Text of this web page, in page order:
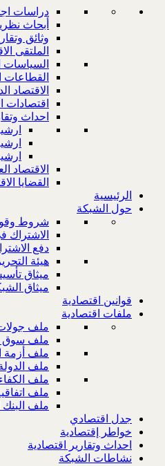
دراسات
أبحاث
وثائق
الملتقى
السياسات
القطاعات
الاقتصاد
اقتصادات
احداث
الاقتصاد
القضايا
الرئيسية
حول الشبكة
شروط
الاشتراك
دفع
هيئة التحرير
ميثاق
ميثاق
قوانين اقتصادية
ملفات اقتصادية
ملف
ملف سوق
ملف أزمة
ملف
ملف
ملف
ملف البنك
جدل اقتصادي
خواطر إقتصادية
احداث وتقارير اقتصادية
نشاطات الشبكة